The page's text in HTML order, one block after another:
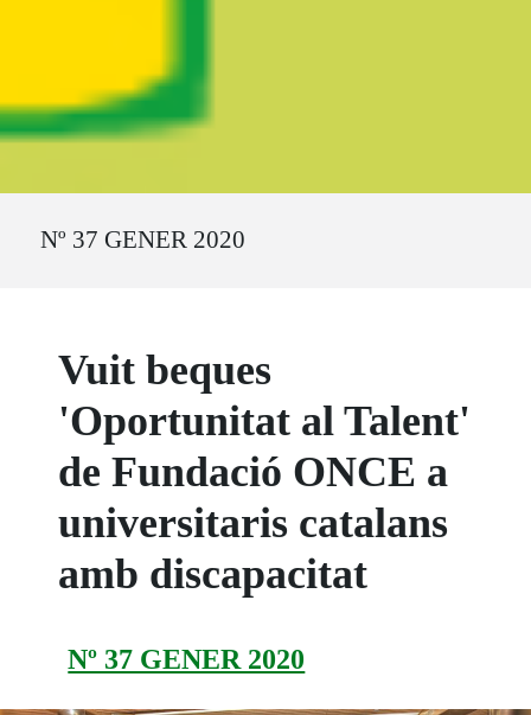
Nº 37 GENER 2020
Vuit beques
'Oportunitat al Talent'
de Fundació ONCE a
universitaris catalans
amb discapacitat
Nº 37 GENER 2020